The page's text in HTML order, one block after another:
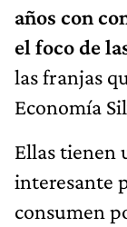
años con
el foco de
las franjas
Economía
Ellas tienen
interesante
consumen